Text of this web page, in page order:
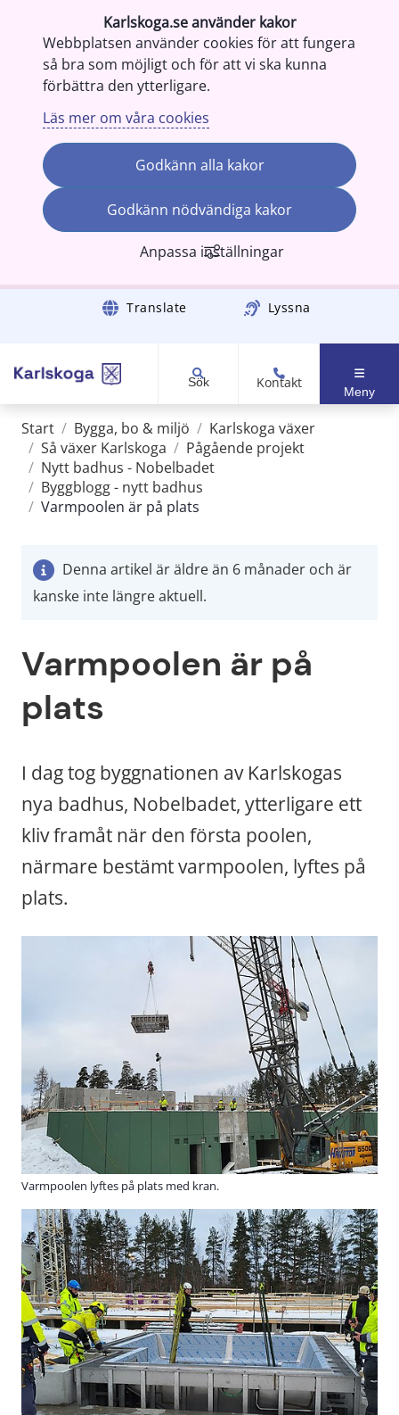
Karlskoga.se använder kakor
Webbplatsen använder cookies för att fungera
så bra som möjligt och för att vi ska kunna
förbättra den ytterligare.
Läs mer om våra cookies
Godkänn alla kakor
Godkänn nödvändiga kakor
Anpassa inställningar
Gå till innehåll Translate Lyssna
Sök Kontakt
Meny
Start / Bygga, bo & miljö / Karlskoga växer
/ Så växer Karlskoga / Pågående projekt
/ Nytt badhus - Nobelbadet
/ Byggblogg - nytt badhus
/ Varmpoolen är på plats
Denna artikel är äldre än 6 månader och är
kanske inte längre aktuell.
Varmpoolen är på
plats
I dag tog byggnationen av Karlskogas
nya badhus, Nobelbadet, ytterligare ett
kliv framåt när den första poolen,
närmare bestämt varmpoolen, lyftes på
plats.
Varmpoolen lyftes på plats med kran.